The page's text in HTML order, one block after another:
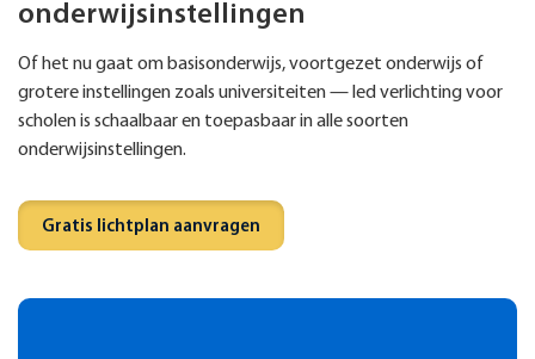
onderwijsinstellingen
Of het nu gaat om basisonderwijs, voortgezet onderwijs of
grotere instellingen zoals universiteiten — led verlichting voor
scholen is schaalbaar en toepasbaar in alle soorten
onderwijsinstellingen.
Gratis lichtplan aanvragen